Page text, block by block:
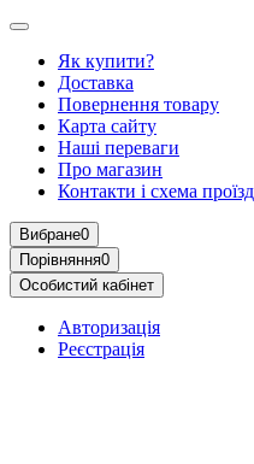
Як купити?
Доставка
Повернення товару
Карта сайту
Наші переваги
Про магазин
Контакти і схема
Вибране0
Порівняння0
Особистий кабінет
Авторизація
Реєстрація